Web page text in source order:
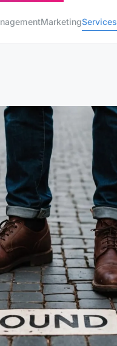
MarketingServices